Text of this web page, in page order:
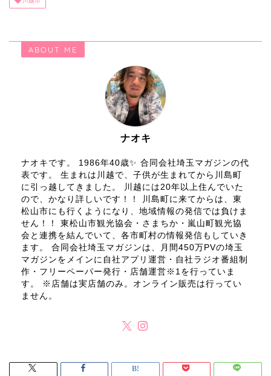
ABOUT ME
ナオキ
ナオキです。 1986年40歳✨ 合同会社埼玉マガジンの代
表です。 生まれは川越で、子供が生まれてから川島町
に引っ越してきました。 川越には20年以上住んでいた
ので、かなり詳しいです！！ 川島町に来てからは、東
松山市にも行くようになり、地域情報の発信では負けま
せん！！ 東松山市観光協会・さまちか・嵐山町観光協
会と連携を結んでいて、各市町村の情報発信もしていき
ます。 合同会社埼玉マガジンは、月間450万PVの埼玉
マガジンをメインに自社アプリ運営・自社ラジオ番組制
作・フリーペーパー発行・店舗運営※1を行っていま
す。 ※店舗は実店舗のみ。オンライン販売は行ってい
ません。